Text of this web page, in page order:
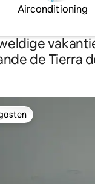
Airconditioning
de Tierra
gasten